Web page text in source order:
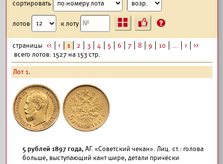
сортировать
лотов к лоту Ъ ?
страницы << < 1 2 3 4 5 6 7 8 9 10 ... >
>>
всего лотов: 1527 на 153 стр.
Лот 1.
5 рублей 1897 года,АГ. «Советский чекан». Лиц. ст.: голова
больше, выступающий кант шире, детали причёски